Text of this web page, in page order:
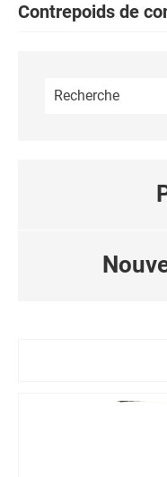
Contrepoids de